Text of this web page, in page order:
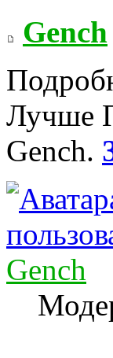
Gench
Лучше
Gench.
Gench